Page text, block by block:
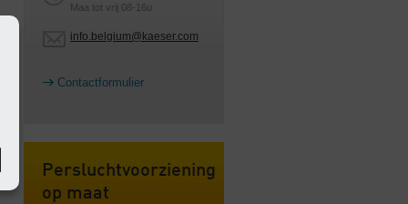
Maa tot vrij 08-16u
info.belgium@kaeser.com
Contactformulier
Persluchtvoorziening
op maat